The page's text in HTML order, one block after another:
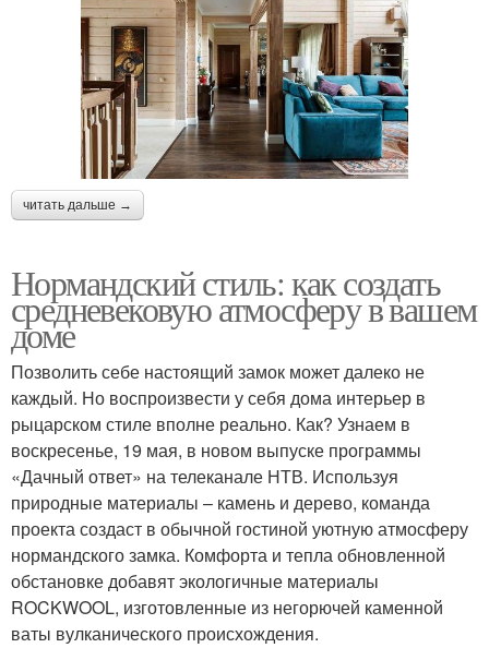
читать дальше →
Нормандский стиль: как создать
средневековую атмосферу в вашем
доме
Позволить себе настоящий замок может далеко не
каждый. Но воспроизвести у себя дома интерьер в
рыцарском стиле вполне реально. Как? Узнаем в
воскресенье, 19 мая, в новом выпуске программы
«Дачный ответ» на телеканале НТВ. Используя
природные материалы – камень и дерево, команда
проекта создаст в обычной гостиной уютную атмосферу
нормандского замка. Комфорта и тепла обновленной
обстановке добавят экологичные материалы
ROCKWOOL, изготовленные из негорючей каменной
ваты вулканического происхождения.